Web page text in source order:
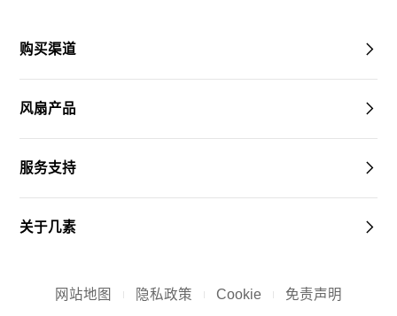
购买渠道
风扇产品
服务支持
关于几素
网站地图 隐私政策 Cookie 免责声明